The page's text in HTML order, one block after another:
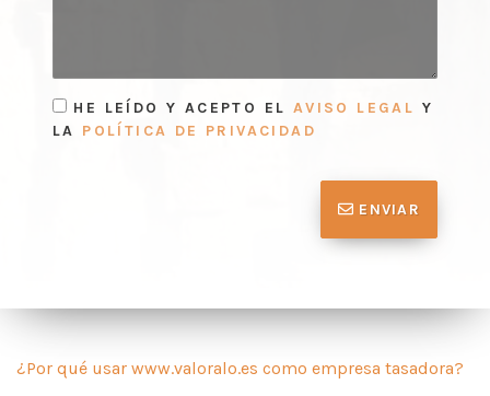
HE LEÍDO Y ACEPTO EL AVISO LEGAL Y
LA POLÍTICA DE PRIVACIDAD
ENVIAR
¿Por qué usar www.valoralo.es como empresa tasadora?